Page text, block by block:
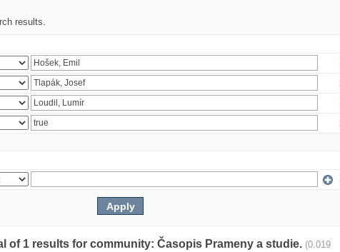
results.
of 1 results for community: Časopis Prameny a studie. (0.019